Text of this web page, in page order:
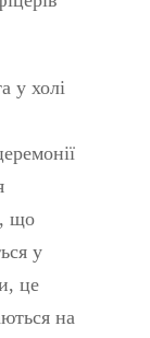
у холі
що
у
це
на